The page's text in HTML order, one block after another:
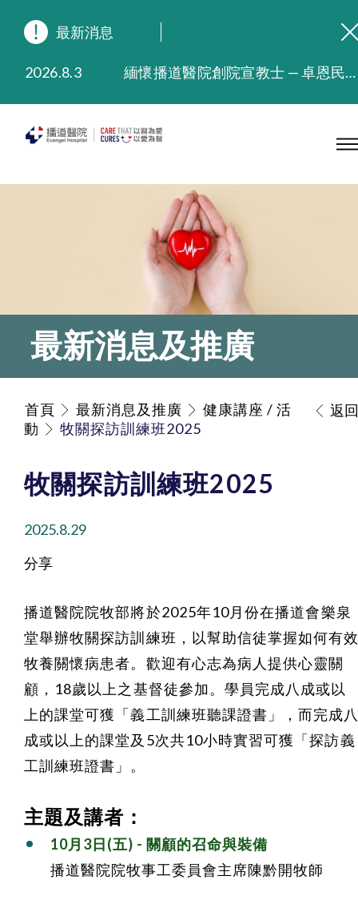
最新消息
2026.8.3
緬懷播道醫院創院宣教士 — 卓恩民醫生香港追思會
2025.9.23
本院在暴雨或颱風警告信號 (包括黑色暴雨及8號或以上熱帶氣旋警告信號) 下，仍會維持有限度服務。如有查詢，可致電2711 5222。
2025.7.21
播道醫院手機App已推出查閱病歷記錄及求診資料功能，請即下載
最新消息及推廣
首頁 最新消息及推廣
健康講座 / 活
動
牧關探訪訓練班2025
返回
牧關探訪訓練班2025
2025.8.29
分享
播道醫院院牧部將於2025年10月份在播道會樂泉
堂舉辦牧關探訪訓練班，以幫助信徒掌握如何有
牧養關懷病患者。歡迎有心志為病人提供心靈關
顧，18歲以上之基督徒參加。學員完成八成或以
上的課堂可獲「義工訓練班聽課證書」，而完成
成或以上的課堂及5次共10小時實習可獲「探訪義
工訓練班證書」。
主題及講者：
10月3日(五) - 關顧的召命與裝備
播道醫院院牧事工委員會主席陳黔開牧師